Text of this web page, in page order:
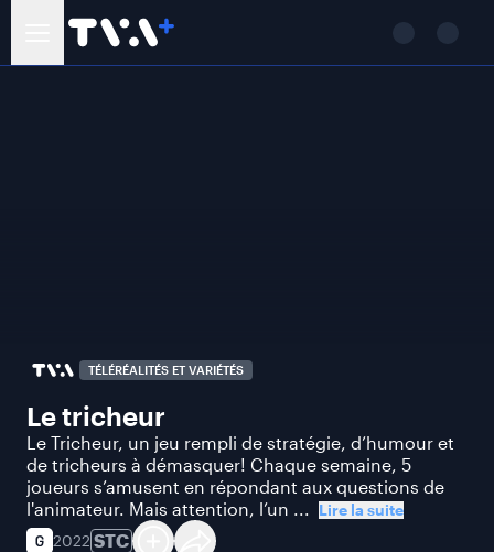
TÉLÉRÉALITÉS ET VARIÉTÉS
Le tricheur
Le Tricheur, un jeu rempli de stratégie, d’humour et
de tricheurs à démasquer! Chaque semaine, 5
joueurs s’amusent en répondant aux questions de
l'animateur. Mais attention, l’un ... Lire la suite
2022 STC